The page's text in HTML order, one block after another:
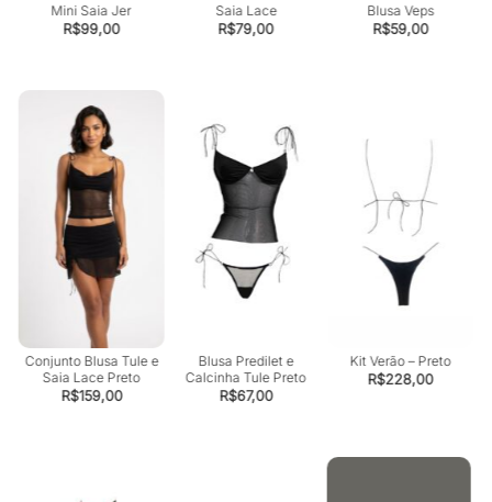
Mini Saia Jer
R$99,00
Saia Lace
R$79,00
Blusa Veps
R$59,00
Kit Verão – Preto
R$228,00
Blusa Predilet e
Calcinha Tule Preto
R$67,00
Conjunto Blusa Tule e
Saia Lace Preto
R$159,00